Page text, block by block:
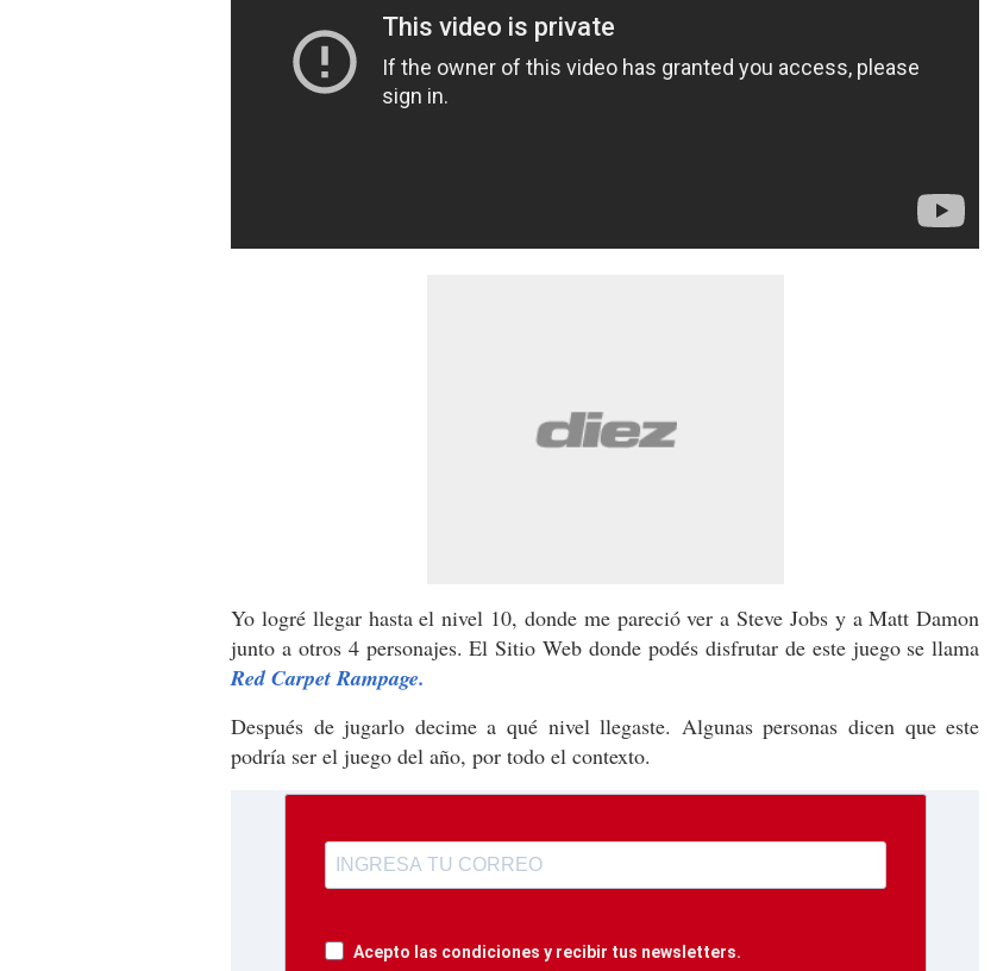
Yo logré llegar hasta el nivel 10, donde me pareció ver a Steve Jobs y a Matt Damon
junto a otros 4 personajes. El Sitio Web donde podés disfrutar de este juego se llama
Red Carpet Rampage.
Después de jugarlo decime a qué nivel llegaste. Algunas personas dicen que este
podría ser el juego del año, por todo el contexto.
Acepto las condiciones y recibir tus newsletters.